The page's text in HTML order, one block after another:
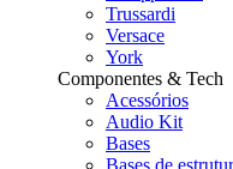
Trussardi
Versace
York
Componentes & Tech
Acessórios
Audio Kit
Bases
Bases de